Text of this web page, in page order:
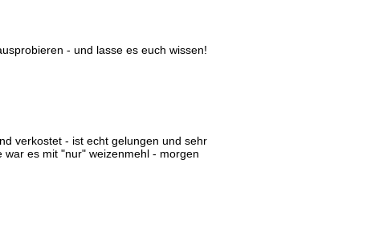
- und lasse es euch wissen!
verkostet - ist echt gelungen und sehr
es mit "nur" weizenmehl - morgen